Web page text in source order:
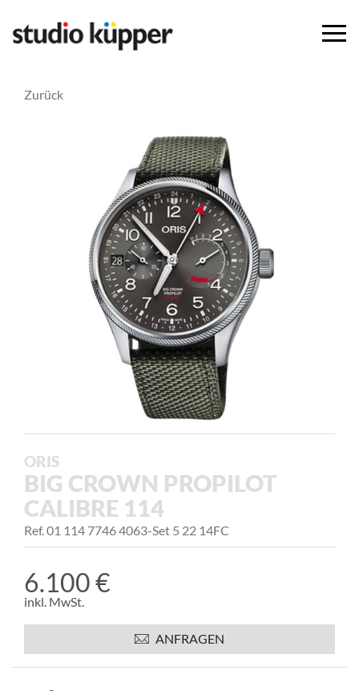
Zurück
ORIS
BIG CROWN PROPILOT
CALIBRE 114
Ref. 01 114 7746 4063-Set 5 22 14FC
6.100 €
inkl. MwSt.
ANFRAGEN